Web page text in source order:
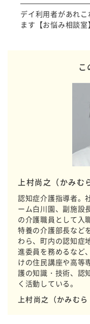
デイ利用者があれ
ます【お悩み相談室】
上村尚之（かみむ
認知症介護指導者。
ーム白川園、副施設
の介護職員として入
特養の介護部長など
わら、町内の認知症
進委員を務めるなど
けの住民講座や高等
護の知識・技術、認
く活動している。
上村尚之（かみむ